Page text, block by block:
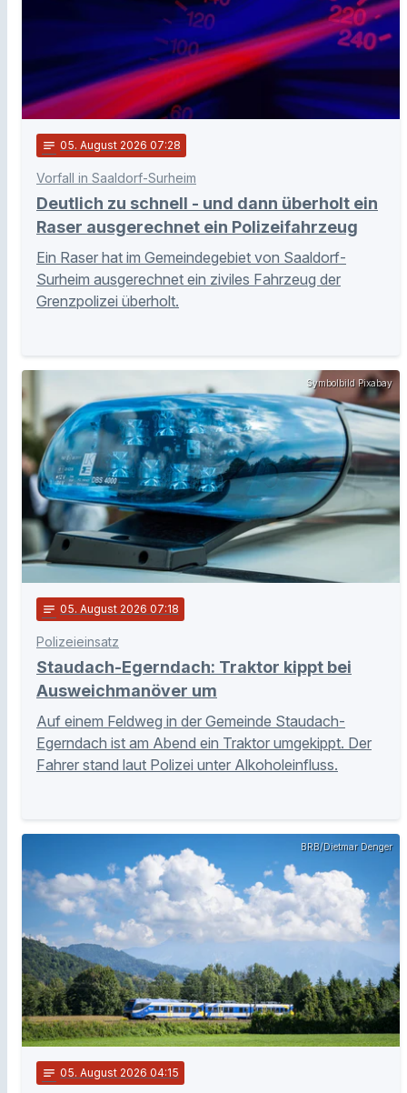
notes 05. August 2026 07:28
Vorfall in Saaldorf-Surheim
Deutlich zu schnell - und dann überholt ein
Raser ausgerechnet ein Polizeifahrzeug
Ein Raser hat im Gemeindegebiet von Saaldorf-
Surheim ausgerechnet ein ziviles Fahrzeug der
Grenzpolizei überholt.
Symbolbild Pixabay
notes 05. August 2026 07:18
Polizeieinsatz
Staudach-Egerndach: Traktor kippt bei
Ausweichmanöver um
Auf einem Feldweg in der Gemeinde Staudach-
Egerndach ist am Abend ein Traktor umgekippt. Der
Fahrer stand laut Polizei unter Alkoholeinfluss.
BRB/Dietmar Denger
notes 05. August 2026 04:15